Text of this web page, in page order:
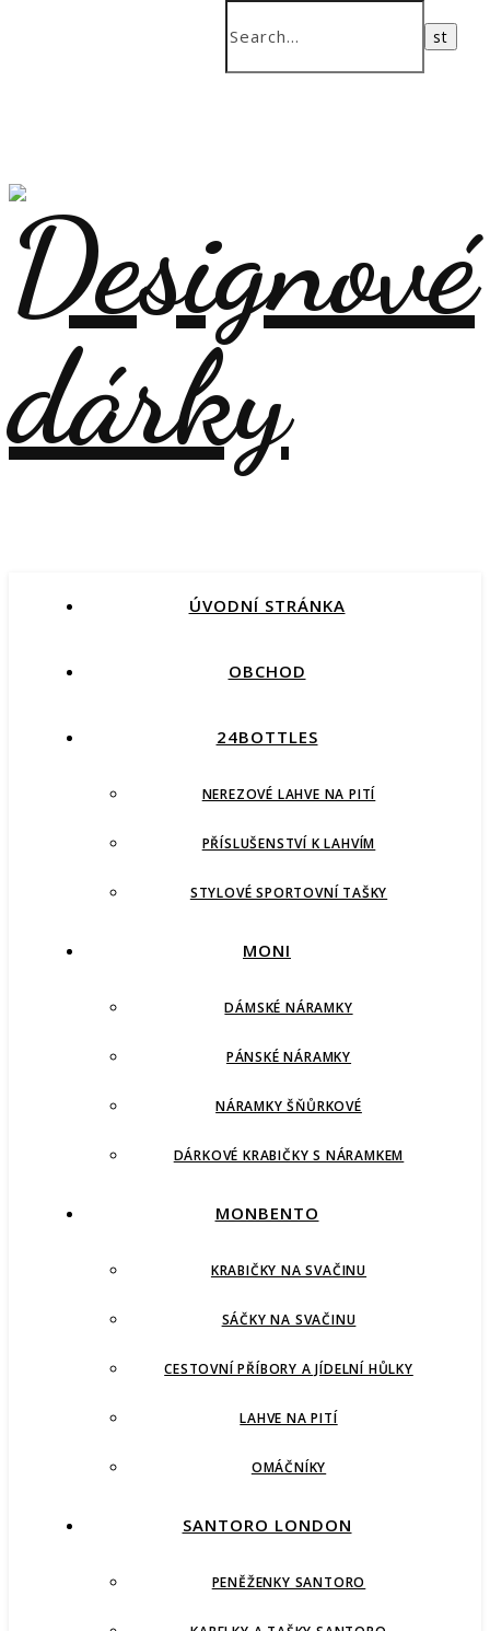
ÚVODNÍ STRÁNKA
OBCHOD
24BOTTLES
NEREZOVÉ LAHVE NA PITÍ
PŘÍSLUŠENSTVÍ K LAHVÍM
STYLOVÉ SPORTOVNÍ TAŠKY
MONI
DÁMSKÉ NÁRAMKY
PÁNSKÉ NÁRAMKY
NÁRAMKY ŠŇŮRKOVÉ
DÁRKOVÉ KRABIČKY S NÁRAMKEM
MONBENTO
KRABIČKY NA SVAČINU
SÁČKY NA SVAČINU
CESTOVNÍ PŘÍBORY A JÍDELNÍ HŮLKY
LAHVE NA PITÍ
OMÁČNÍKY
SANTORO LONDON
PENĚŽENKY SANTORO